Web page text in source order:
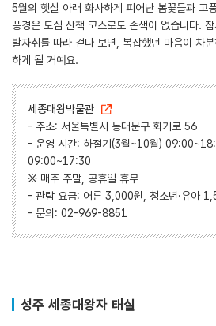
5월의 햇살 아래 화사하게 피어난 봄꽃들과 고
풍경은 도심 산책 코스로도 손색이 없습니다.
발자취를 따라 걷다 보면, 복잡했던 마음이 차
하게 될 거예요.
세종대왕박물관
- 주소: 서울특별시 동대문구 회기로 56
- 운영 시간: 하절기(3월~10월)
09:00~17:30
※ 매주 주말, 공휴일 휴무
- 관람 요금: 어른 3,000원, 청소년·유아
- 문의: 02-969-8851
성주 세종대왕자 태실